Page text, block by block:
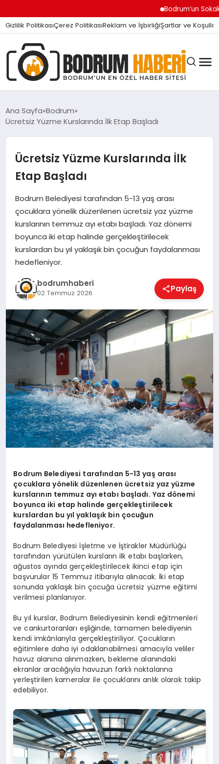
Bodrum’un Sokak
Gizlilik PolitikasıÇerez PolitikasıReklam ve İşbirliğiŞartlar ve Koşullar
BODRUM BODRUM
SIYASET
MAGAZIN
KÖŞE YAZILARI
YAŞAM
SPOR
MUĞLA
☰
Ana Sayfa Bodrum
Ücretsiz Yüzme Kurslarında İlk Etap Başladı
Ücretsiz Yüzme Kurslarında İlk
Etap Başladı
Bodrum Belediyesi tarafından 5-13 yaş arası
çocuklara yönelik düzenlenen ücretsiz yaz yüzme
kurslarının temmuz ayı etabı başladı. Yaz dönemi
boyunca iki etap halinde gerçekleştirilecek
kurslardan bu yıl yaklaşık bin çocuğun faydalanması
hedefleniyor.
bodrumhaberi
02 Temmuz 2026 Paylaş
Bodrum Belediyesi tarafından 5-13 yaş arası
çocuklara yönelik düzenlenen ücretsiz yaz yüzme
kurslarının temmuz ayı etabı başladı. Yaz dönemi
boyunca iki etap halinde gerçekleştirilecek
kurslardan bu yıl yaklaşık bin çocuğun
faydalanması hedefleniyor.
Bodrum Belediyesi İşletme ve İştirakler Müdürlüğü
tarafından yürütülen kursların ilk etabı başlarken,
ağustos ayında gerçekleştirilecek ikinci etap için
başvurular 15 Temmuz itibarıyla alınacak. İki etap
sonunda yaklaşık bin çocuğa ücretsiz yüzme eğitimi
verilmesi planlanıyor.
Bu yıl kurslar, Bodrum Belediyesinin kendi eğitmenleri
ve cankurtaranları eşliğinde, tamamen belediyenin
kendi imkânlarıyla gerçekleştiriliyor. Çocukların
eğitimlere daha iyi odaklanabilmesi amacıyla veliler
havuz alanına alınmazken, bekleme alanındaki
ekranlar aracılığıyla havuzun farklı noktalarına
yerleştirilen kameralar ile çocuklarını anlık olarak takip
edebiliyor.